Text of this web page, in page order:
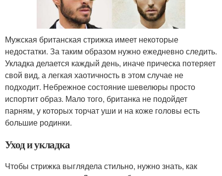
Мужская британская стрижка имеет некоторые
недостатки. За таким образом нужно ежедневно следить.
Укладка делается каждый день, иначе прическа потеряет
свой вид, а легкая хаотичность в этом случае не
подходит. Небрежное состояние шевелюры просто
испортит образ. Мало того, британка не подойдет
парням, у которых торчат уши и на коже головы есть
большие родинки.
Уход и укладка
Чтобы стрижка выглядела стильно, нужно знать, как